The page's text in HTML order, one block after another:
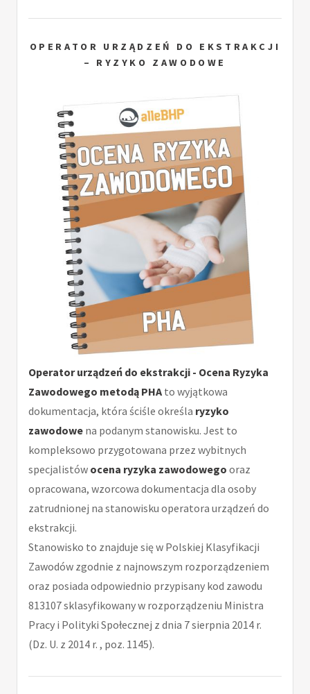
OPERATOR URZĄDZEŃ DO EKSTRAKCJI
– RYZYKO ZAWODOWE
Operator urządzeń do ekstrakcji - Ocena Ryzyka
Zawodowego metodą PHA to wyjątkowa
dokumentacja, która ściśle określa ryzyko
zawodowe na podanym stanowisku. Jest to
kompleksowo przygotowana przez wybitnych
specjalistów ocena ryzyka zawodowego oraz
opracowana, wzorcowa dokumentacja dla osoby
zatrudnionej na stanowisku operatora urządzeń do
ekstrakcji.
Stanowisko to znajduje się w Polskiej Klasyfikacji
Zawodów zgodnie z najnowszym rozporządzeniem
oraz posiada odpowiednio przypisany kod zawodu
813107 sklasyfikowany w rozporządzeniu Ministra
Pracy i Polityki Społecznej z dnia 7 sierpnia 2014 r.
(Dz. U. z 2014 r. , poz. 1145).